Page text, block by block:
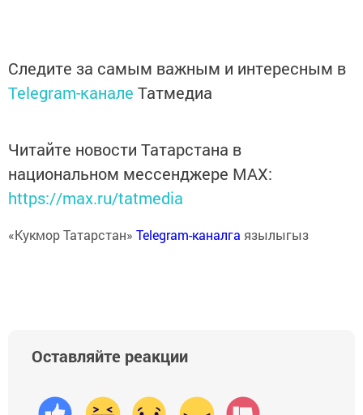
Следите за самым важным и интересным в
Telegram-канале Татмедиа
Читайте новости Татарстана в
национальном мессенджере MАХ:
https://max.ru/tatmedia
«Кукмор Татарстан» Telegram-каналга язылыгыз
Оставляйте реакции